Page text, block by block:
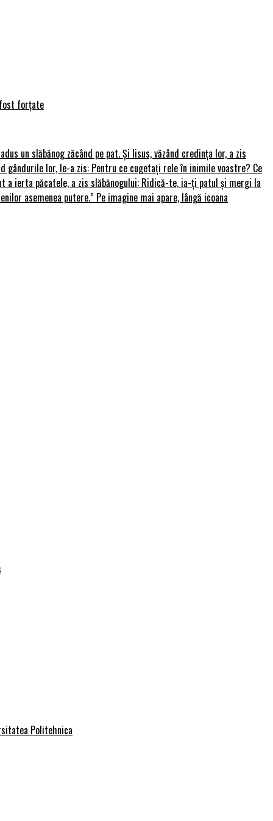
forțate
un slăbănog zăcând pe pat. Și Iisus, văzând credința lor, a zis
lor, le-a zis: Pentru ce cugetați rele în inimile voastre? Ce
a ierta păcatele, a zis slăbănogului: Ridică-te, ia-ți patul și mergi la
asemenea putere.” Pe imagine mai apare, lângă icoana
Politehnica